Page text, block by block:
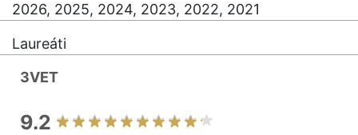
2026, 2025, 2024, 2023, 2022, 2021
Laureáti
3VET
9.2